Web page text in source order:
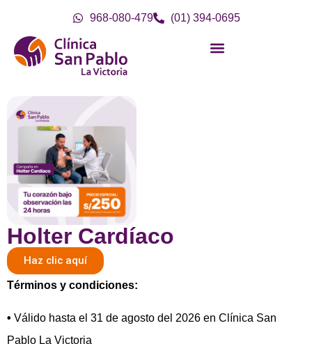
968-080-479 (01) 394-0695
Holter Cardíaco
Haz clic aquí
Términos y condiciones:
• Válido hasta el 31 de agosto del 2026 en Clínica San
Pablo La Victoria